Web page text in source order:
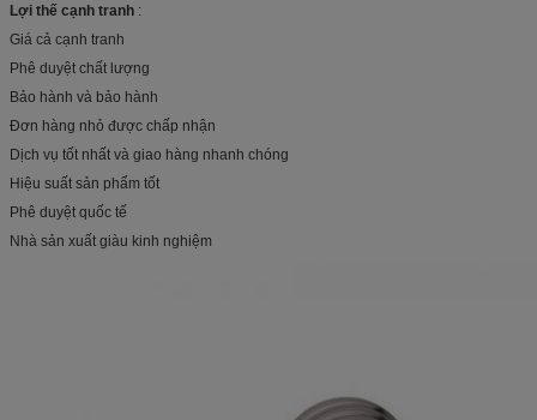
Lợi thế cạnh tranh :
Giá cả cạnh tranh
Phê duyệt chất lượng
Bảo hành và bảo hành
Đơn hàng nhỏ được chấp nhận
Dịch vụ tốt nhất và giao hàng nhanh chóng
Hiệu suất sản phẩm tốt
Phê duyệt quốc tế
Nhà sản xuất giàu kinh nghiệm